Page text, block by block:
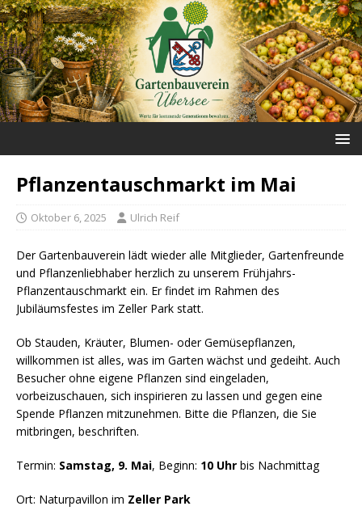
Pflanzentauschmarkt im Mai
Oktober 6, 2025 Ulrich Reif
Der Gartenbauverein lädt wieder alle Mitglieder, Gartenfreunde
und Pflanzenliebhaber herzlich zu unserem Frühjahrs-
Pflanzentauschmarkt ein. Er findet im Rahmen des
Jubiläumsfestes im Zeller Park statt.
Ob Stauden, Kräuter, Blumen- oder Gemüsepflanzen,
willkommen ist alles, was im Garten wächst und gedeiht. Auch
Besucher ohne eigene Pflanzen sind eingeladen,
vorbeizuschauen, sich inspirieren zu lassen und gegen eine
Spende Pflanzen mitzunehmen. Bitte die Pflanzen, die Sie
mitbringen, beschriften.
Termin: Samstag, 9. Mai, Beginn: 10 Uhr bis Nachmittag
Ort: Naturpavillon im Zeller Park